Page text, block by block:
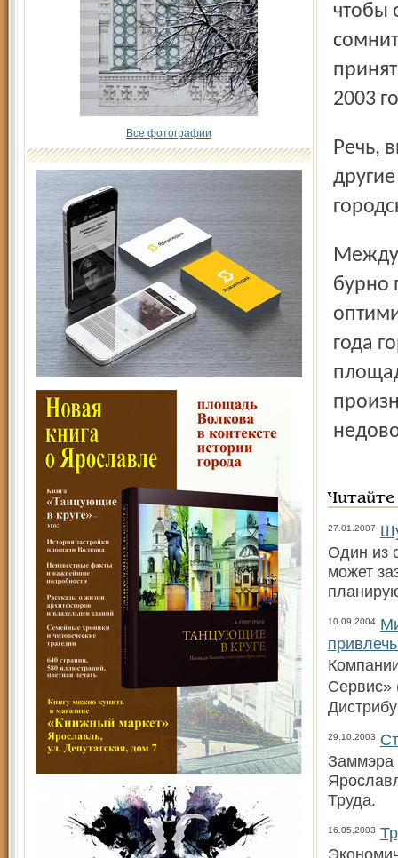
Все фотографии
чтобы
2003
Речь, видимо, идет о продаже недостроенного объекта в
Между прочим, когда начали рыть котлован и ярославцы
бурно
года
27.01.2007
Один из
может
10.09.2004
Сервис»
29.10.2003
Заммэра
Труда.
16.05.2003